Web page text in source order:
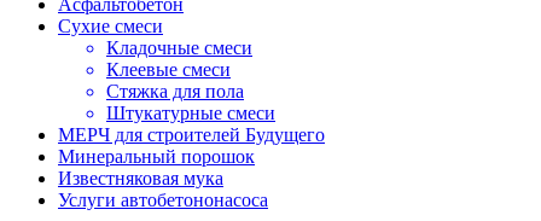
Асфальтобетон
Сухие смеси
Кладочные смеси
Клеевые смеси
Стяжка для пола
Штукатурные смеси
МЕРЧ для строителей Будущего
Минеральный порошок
Известняковая мука
Услуги автобетононасоса